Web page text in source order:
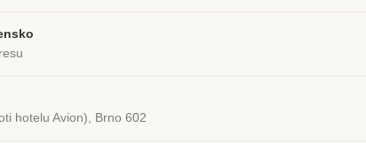
hotelu Avion), Brno 602